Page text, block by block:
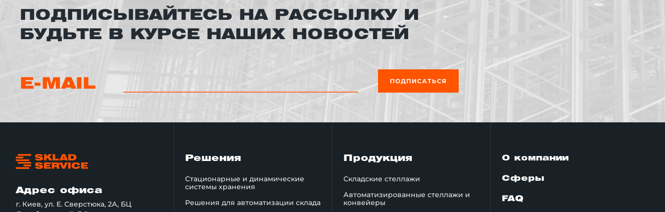
ПОДПИСЫВАЙТЕСЬ НА РАССЫЛКУ И
БУДЬТЕ В КУРСЕ НАШИХ НОВОСТЕЙ
E-MAIL ПОДПИСАТЬСЯ
Адрес офиса
г. Киев, ул. Е. Сверстюка, 2А, БЦ
Решения
Стационарные и динамические
системы хранения
Решения для автоматизации склада
Продукция
Складские стеллажи
Автоматизированные стеллажи и
конвейеры
О компании
Сферы
FAQ